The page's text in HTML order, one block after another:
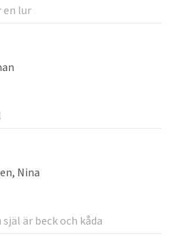
en lur
Nina
är beck och kåda